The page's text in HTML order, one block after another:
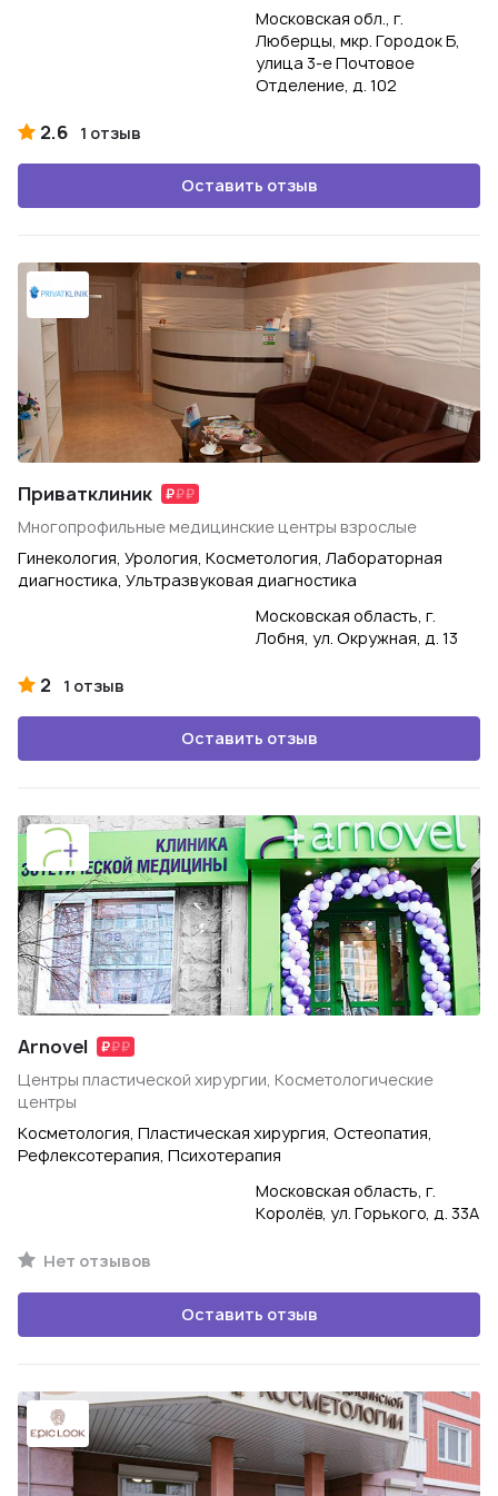
Московская обл., г.
Люберцы, мкр. Городок Б,
улица 3-е Почтовое
Отделение, д. 102
2.6 1 отзыв
Оставить отзыв
Приватклиник
Многопрофильные медицинские центры взрослые
Гинекология, Урология, Косметология, Лабораторная
диагностика, Ультразвуковая диагностика
Московская область, г.
Лобня, ул. Окружная, д. 13
2 1 отзыв
Оставить отзыв
Arnovel
Центры пластической хирургии, Косметологические
центры
Косметология, Пластическая хирургия, Остеопатия,
Рефлексотерапия, Психотерапия
Московская область, г.
Королёв, ул. Горького, д. 33А
Нет отзывов
Оставить отзыв